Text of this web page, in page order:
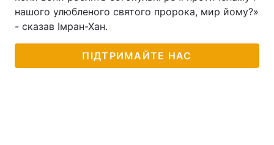
нашого улюбленого святого пророка, мир йому?»
- сказав Імран-Хан.
ПІДТРИМАЙТЕ НАС